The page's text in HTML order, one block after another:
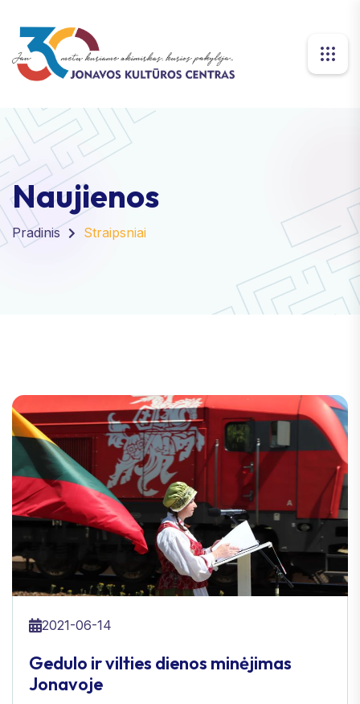
Naujienos
Pradinis Straipsniai
2021-06-14
Gedulo ir vilties dienos minėjimas
Jonavoje